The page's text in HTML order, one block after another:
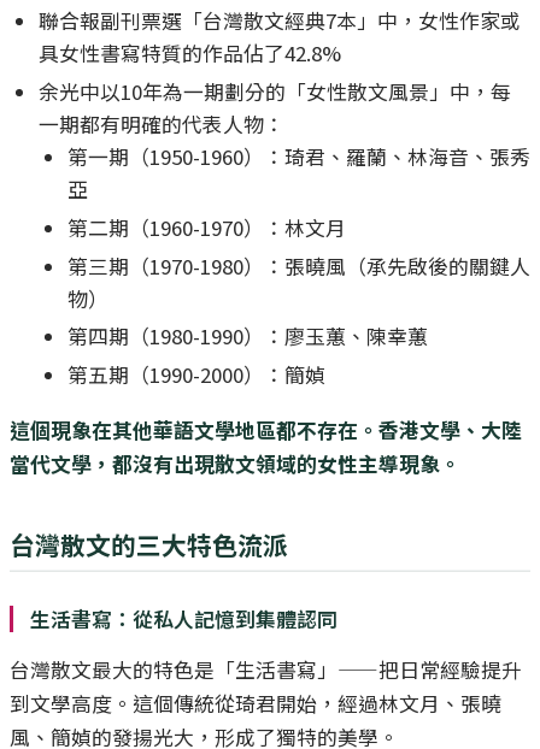
聯合報副刊票選「台灣散文經典7本」中，女性作家或
具女性書寫特質的作品佔了42.8%
余光中以10年為一期劃分的「女性散文風景」中，每
一期都有明確的代表人物：
第一期（1950-1960）：琦君、羅蘭、林海音、張秀
亞
第二期（1960-1970）：林文月
第三期（1970-1980）：張曉風（承先啟後的關鍵人
物）
第四期（1980-1990）：廖玉蕙、陳幸蕙
第五期（1990-2000）：簡媜
這個現象在其他華語文學地區都不存在。香港文學、大陸
當代文學，都沒有出現散文領域的女性主導現象。
台灣散文的三大特色流派
生活書寫：從私人記憶到集體認同
台灣散文最大的特色是「生活書寫」——把日常經驗提升
到文學高度。這個傳統從琦君開始，經過林文月、張曉
風、簡媜的發揚光大，形成了獨特的美學。